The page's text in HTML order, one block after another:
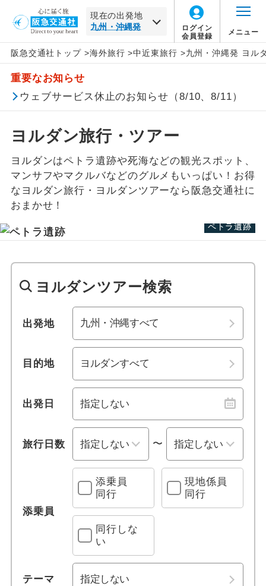
現在の出発地
ログイン
会員登録
メニュー
阪急交通社トップ >海外旅行 >中近東旅行 >九州・沖縄発 ヨル
重要なお知らせ
ウェブサービス休止のお知らせ（8/10、8/11）
ヨルダン旅行・ツアー
ヨルダンはペトラ遺跡や死海などの観光スポット、
マンサフやマクルバなどのグルメもいっぱい！お得
なヨルダン旅行・ヨルダンツアーなら阪急交通社に
おまかせ！
ペトラ遺跡
ペトラ遺跡
ペトラ遺跡
ヨルダンツアー検索
出発地
目的地
出発日
旅行日数 〜
添乗員
添乗員
同行
現地係員
同行
同行しな
い
テーマ
北海道
東北
東海
関西
四国
九州・沖縄すべて
北九州
佐賀 長崎
熊本
宮古島港
中近東
ヨルダンすべて
死海
ワディラム
この月をすべて選択
年月
この月をすべて選択
年 月
日 月 土
旅行タイプ
家族旅行
長期滞在
周遊
女性限定
おひとり様参加限定
列車の旅
観光列車
クルーズ旅行
レンタカー付き
宿泊施設、送迎 他
プールあり
ホテル日本語スタッフ
エコノミー
プレミアムエコノミー
トラピックス
クリスタルハート
ロイヤルコレクション
その他
催行確定
1名催行